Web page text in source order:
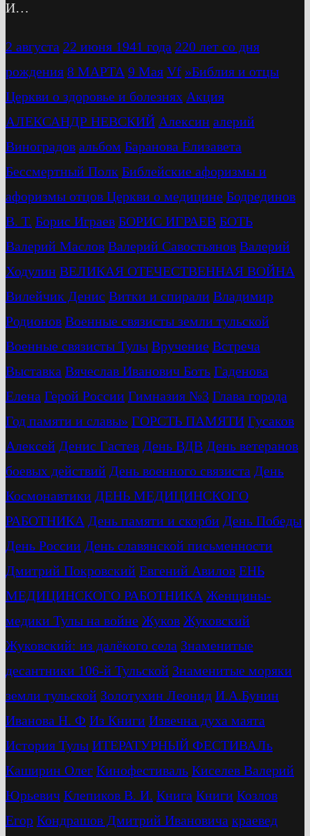
И…
2 августа 22 июня 1941 года 220 лет со дня
рождения 8 МАРТА 9 Мая Vf »Библия и отцы
Церкви о здоровье и болезнях Акция
АЛЕКСАНДР НЕВСКИЙ Алексин алерий
Виноградов альбом Баранова Елизавета
Бессмертный Полк Библейские афоризмы и
афоризмы отцов Церкви о медицине Бодрединов
В. Т. Бориc Играев БОРИС ИГРАЕВ БОТЬ
Валерий Маслов Валерий Савостьянов Валерий
Ходулин ВЕЛИКАЯ ОТЕЧЕСТВЕННАЯ ВОЙНА
Вилейчик Денис Витки и спирали Владимир
Родионов Военные связисты земли тульской
Военные связисты Тулы Вручение Встреча
Выставка Вячеслав Иванович Боть Гаденова
Елена Герой России Гимназия №3 Глава города
Год памяти и славы» ГОРСТЬ ПАМЯТИ Гусаков
Алексей Денис Гастев День ВДВ День ветеранов
боевых действий День военного связиста День
Космонавтики ДЕНЬ МЕДИЦИНСКОГО
РАБОТНИКА День памяти и скорби День Победы
День России День славянской письменности
Дмитрий Покровский Евгений Авилов ЕНЬ
МЕДИЦИНСКОГО РАБОТНИКА Женщины-
медики Тулы на войне Жуков Жуковский
Жуковский: из далёкого села Знаменитые
десантники 106-й Тульской Знаменитые моряки
земли тульской Золотухин Леонид И.А.Бунин
Иванова Н. Ф Из Книги Извечна духа маята
История Тулы ИТЕРАТУРНЫЙ ФЕСТИВАЛь
Каширин Олег Кинофестиваль Киселев Валерий
Юрьевич Клепиков В. И. Книга Книги Козлов
Егор Кондрашов Дмитрий Ивановича краевед